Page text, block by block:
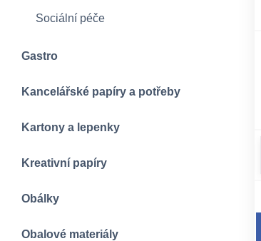
Sociální péče
Gastro
Kancelářské papíry a potřeby
Kartony a lepenky
Kreativní papíry
Obálky
Obalové materiály